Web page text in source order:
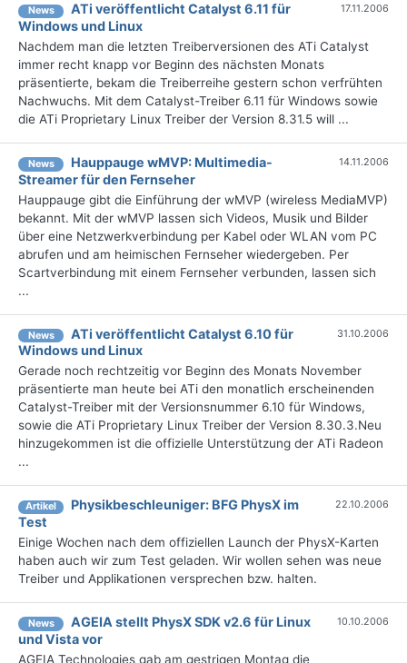
News
ATi veröffentlicht Catalyst 6.11 für
Windows und Linux
17.11.2006
Nachdem man die letzten Treiberversionen des ATi Catalyst
immer recht knapp vor Beginn des nächsten Monats
präsentierte, bekam die Treiberreihe gestern schon verfrühten
Nachwuchs. Mit dem Catalyst-Treiber 6.11 für Windows sowie
die ATi Proprietary Linux Treiber der Version 8.31.5 will ...
News
Hauppauge wMVP: Multimedia-
Streamer für den Fernseher
14.11.2006
Hauppauge gibt die Einführung der wMVP (wireless MediaMVP)
bekannt. Mit der wMVP lassen sich Videos, Musik und Bilder
über eine Netzwerkverbindung per Kabel oder WLAN vom PC
abrufen und am heimischen Fernseher wiedergeben. Per
Scartverbindung mit einem Fernseher verbunden, lassen sich
...
News
ATi veröffentlicht Catalyst 6.10 für
Windows und Linux
31.10.2006
Gerade noch rechtzeitig vor Beginn des Monats November
präsentierte man heute bei ATi den monatlich erscheinenden
Catalyst-Treiber mit der Versionsnummer 6.10 für Windows,
sowie die ATi Proprietary Linux Treiber der Version 8.30.3.Neu
hinzugekommen ist die offizielle Unterstützung der ATi Radeon
...
Artikel
Physikbeschleuniger: BFG PhysX im
Test
22.10.2006
Einige Wochen nach dem offiziellen Launch der PhysX-Karten
haben auch wir zum Test geladen. Wir wollen sehen was neue
Treiber und Applikationen versprechen bzw. halten.
News
AGEIA stellt PhysX SDK v2.6 für Linux
und Vista vor
10.10.2006
AGEIA Technologies gab am gestrigen Montag die